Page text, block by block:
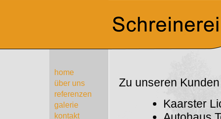
home
über uns
referenzen
galerie
kontakt
Zu unseren
Kaarster